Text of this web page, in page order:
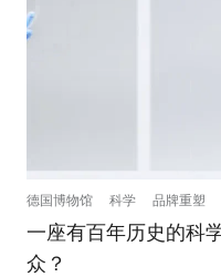
德国博物馆 科学 品牌重塑
一座有百年历史的科
众？